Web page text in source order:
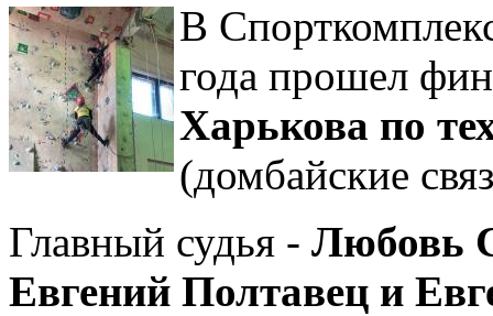
В
года прошел
Харькова по
(домбайские
Главный судья - Любовь
Евгений Полтавец и